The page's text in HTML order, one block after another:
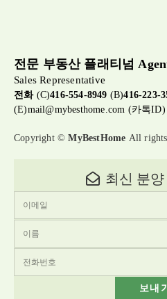
전문 부동산 플래티넘
Sales Representative
전화(C)416-554-8949 (B)416-223-
(E)mail@mybesthome.com (카톡ID)
Copyright ©MyBestHome All rights
최신 분양
보내기